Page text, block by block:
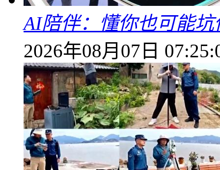
AI陪伴：懂你也可能坑
2026年08月07日